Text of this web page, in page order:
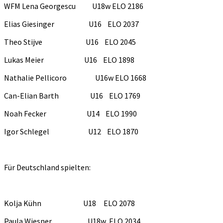
WFM Lena Georgescu U18w ELO 2186
Elias Giesinger U16 ELO 2037
Theo Stijve U16 ELO 2045
Lukas Meier U16 ELO 1898
Nathalie Pellicoro U16w ELO 1668
Can-Elian Barth U16 ELO 1769
Noah Fecker U14 ELO 1990
Igor Schlegel U12 ELO 1870
Für Deutschland spielten:
Kolja Kühn U18 ELO 2078
Paula Wiesner U18w ELO 2034